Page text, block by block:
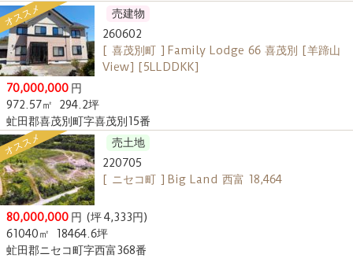
オススメ
売建物
260602
[ 喜茂別町 ] Family Lodge 66 喜茂別 [羊蹄山
View] [5LLDDKK]
70,000,000 円
972.57㎡
294.2坪
虻田郡喜茂別町字喜茂別15番
オススメ
売土地
220705
[ ニセコ町 ] Big Land 西富 18,464
80,000,000 円 (坪 4,333円)
61040㎡
18464.6坪
虻田郡ニセコ町字西富368番